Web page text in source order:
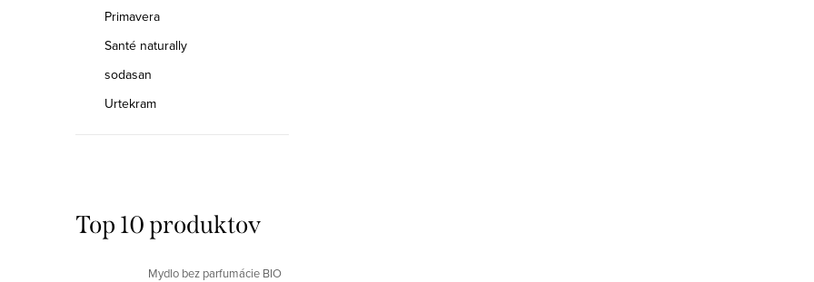
Primavera
Santé naturally
sodasan
Urtekram
Top 10 produktov
Mydlo bez parfumácie BIO